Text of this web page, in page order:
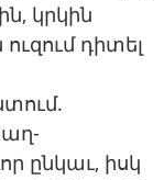
կրկին
դիտել
ընկաւ, իսկ